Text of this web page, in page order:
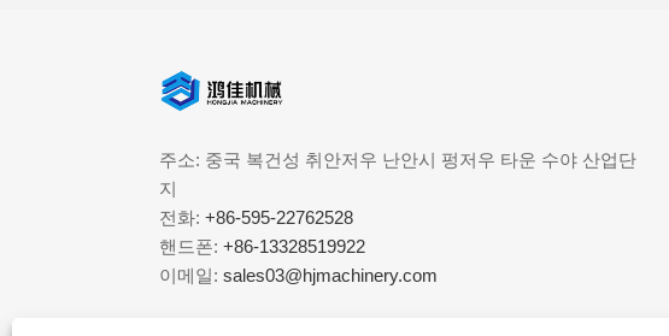
주소: 중국 복건성 취안저우 난안시 펑저우 타운 수야 산업단
지
전화: +86-595-22762528
핸드폰: +86-13328519922
이메일: sales03@hjmachinery.com